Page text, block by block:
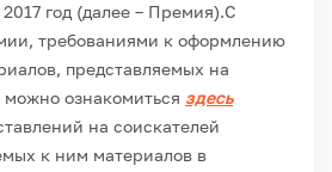
год (далее – Премия).С
требованиями к оформлению
представляемых на
ознакомиться здесь
на соискателей
к ним материалов в